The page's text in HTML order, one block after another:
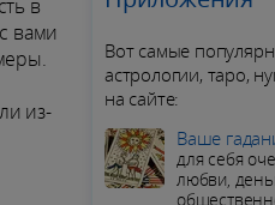
в
вами
из-
Вот самые
астрологии, таро,
на сайте:
Ваше
для себя
любви,